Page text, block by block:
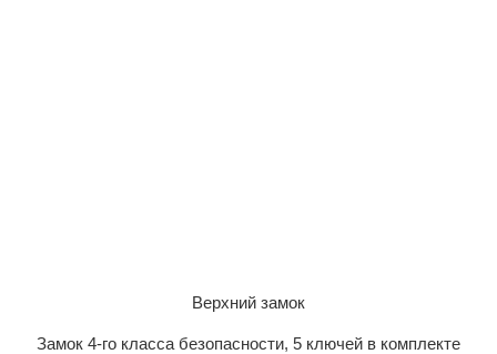
Верхний замок
Замок 4-го класса безопасности, 5 ключей в комплекте